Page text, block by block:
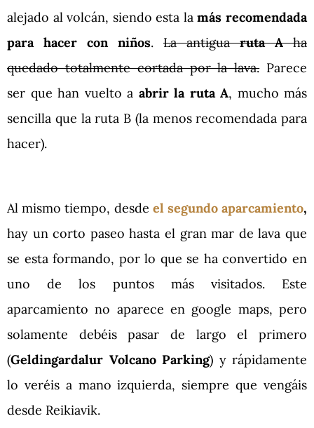
alejado al volcán, siendo esta lamás recomendada
para hacer con niños. La antiguaruta Aha
quedado totalmente cortada por la lava.Parece
ser que han vuelto a abrir la ruta A, mucho más
sencilla que la ruta B (la menos recomendada para
hacer).
Al mismo tiempo, desde el segundo aparcamiento,
hay un corto paseo hasta el gran mar de lava que
se esta formando, por lo que se ha convertido en
uno de los puntos más visitados. Este
aparcamiento no aparece en google maps, pero
solamente debéis pasar de largo el primero
(Geldingardalur Volcano Parking) y rápidamente
lo veréis a mano izquierda, siempre que vengáis
desde Reikiavik.